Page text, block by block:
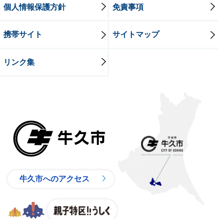
個人情報保護方針 免責事項
携帯サイト サイトマップ
リンク集
牛久市へのアクセス